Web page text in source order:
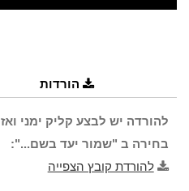
הורדות
להורדה יש לבצע קליק ימני ואז
בחירה ב "שמור יעד בשם...":
להורדת קובץ הצפייה